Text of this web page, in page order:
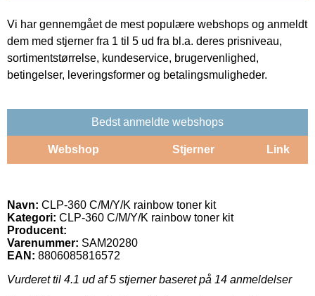
Vi har gennemgået de mest populære webshops og anmeldt
dem med stjerner fra 1 til 5 ud fra bl.a. deres prisniveau,
sortimentstørrelse, kundeservice, brugervenlighed,
betingelser, leveringsformer og betalingsmuligheder.
Bedst anmeldte webshops
Webshop Stjerner Link
Navn: CLP-360 C/M/Y/K rainbow toner kit
Kategori: CLP-360 C/M/Y/K rainbow toner kit
Producent:
Varenummer: SAM20280
EAN: 8806085816572
Vurderet til 4.1 ud af 5 stjerner baseret på 14 anmeldelser